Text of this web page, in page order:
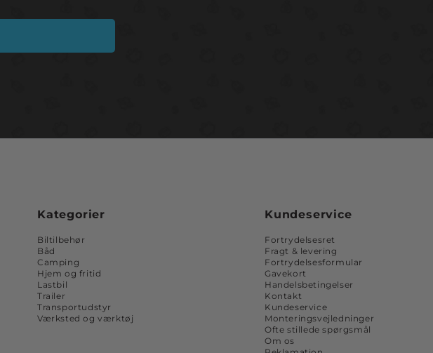
Kategorier
Biltilbehør
Båd
Camping
Hjem og fritid
Lastbil
Trailer
Transportudstyr
Værksted og værktøj
Kundeservice
Fortrydelsesret
Fragt & levering
Fortrydelsesformular
Gavekort
Handelsbetingelser
Kontakt
Kundeservice
Monteringsvejledninger
Ofte stillede spørgsmål
Om os